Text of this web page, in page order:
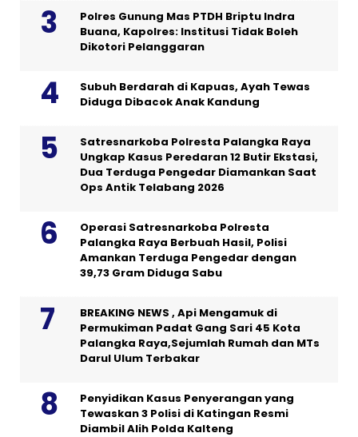
Polres Gunung Mas PTDH Briptu Indra
Buana, Kapolres: Institusi Tidak Boleh
Dikotori Pelanggaran
Subuh Berdarah di Kapuas, Ayah Tewas
Diduga Dibacok Anak Kandung
Satresnarkoba Polresta Palangka Raya
Ungkap Kasus Peredaran 12 Butir Ekstasi,
Dua Terduga Pengedar Diamankan Saat
Ops Antik Telabang 2026
Operasi Satresnarkoba Polresta
Palangka Raya Berbuah Hasil, Polisi
Amankan Terduga Pengedar dengan
39,73 Gram Diduga Sabu
BREAKING NEWS , Api Mengamuk di
Permukiman Padat Gang Sari 45 Kota
Palangka Raya,Sejumlah Rumah dan MTs
Darul Ulum Terbakar
Penyidikan Kasus Penyerangan yang
Tewaskan 3 Polisi di Katingan Resmi
Diambil Alih Polda Kalteng